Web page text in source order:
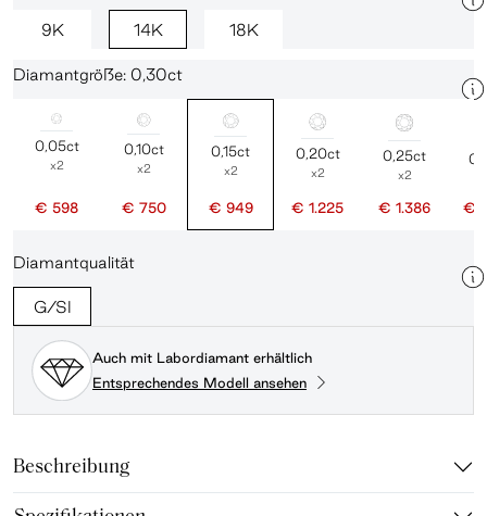
9K 14K 18K
Diamantgröße: 0,30ct
0,05ct
x2
€ 598
0,10ct
x2
€ 750
0,15ct
x2
€ 949
0,20ct
x2
€ 1.225
0,25ct
x2
€ 1.386 €
Diamantqualität
G/SI
Auch mit Labordiamant erhältlich
Entsprechendes Modell ansehen
Beschreibung